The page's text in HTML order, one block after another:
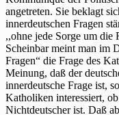
angetreten. Sie beklagt
innerdeutschen Fragen
,,ohne jede Sorge um
Scheinbar meint man im
Fragen“ die Frage des
Meinung, daß der
innerdeutsche Frage ist,
Katholiken interessiert,
Nichtdeutscher ist. Daß